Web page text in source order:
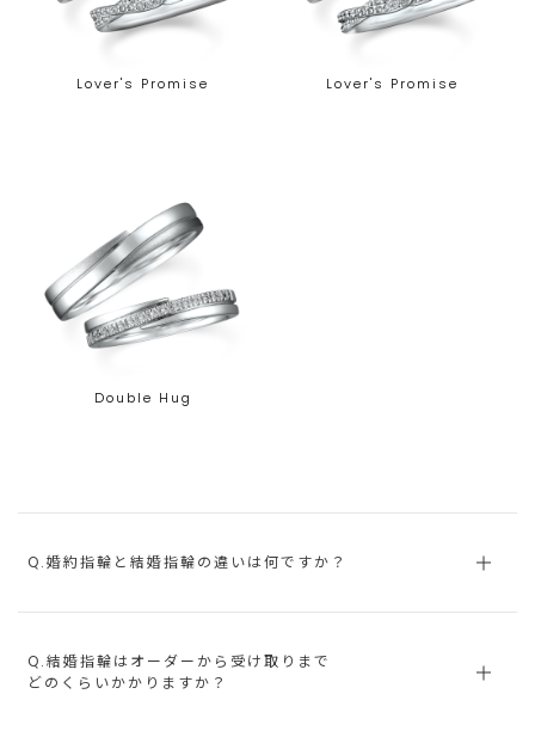
Lover's Promise Lover's Promise
Double Hug
Q.婚約指輪と結婚指輪の違いは何ですか？
Q.結婚指輪はオーダーから受け取りまで
どのくらいかかりますか？